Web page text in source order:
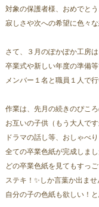
対象の保護者様、おめでとう
寂しさや次への希望に色々
さて、３月のぽかぽか工房は
卒業式や新しい年度の準備
メンバー１名と職員１人で行
作業は、先月の続きのぴころ
お互いの子供（もう大人です
ドラマの話し等、おしゃべ
全ての卒業色紙が完成しまし
どの卒業色紙を見てもすっご
ステキ！✨しか言葉か出ませ
自分の子の色紙も欲しい！と